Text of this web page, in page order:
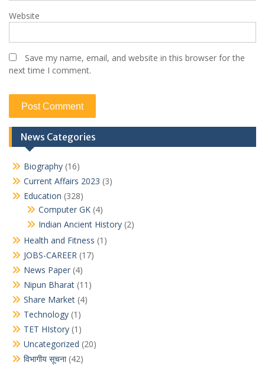
Website
Save my name, email, and website in this browser for the
next time I comment.
News Categories
Biography (16)
Current Affairs 2023 (3)
Education (328)
Computer GK (4)
Indian Ancient History (2)
Health and Fitness (1)
JOBS-CAREER (17)
News Paper (4)
Nipun Bharat (11)
Share Market (4)
Technology (1)
TET HIstory (1)
Uncategorized (20)
विभागीय सूचना(42)